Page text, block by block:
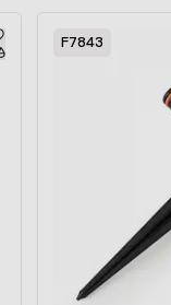
F7843